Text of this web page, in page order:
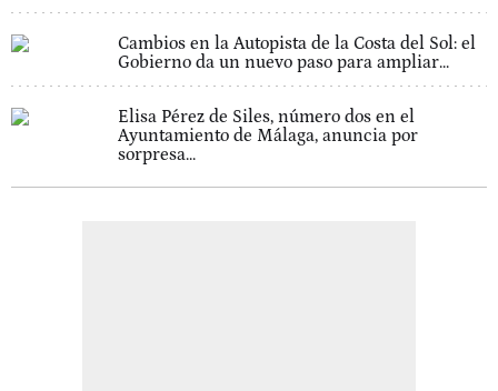
Cambios en la Autopista de la Costa del Sol: el
Gobierno da un nuevo paso para ampliar...
Elisa Pérez de Siles, número dos en el
Ayuntamiento de Málaga, anuncia por
sorpresa...